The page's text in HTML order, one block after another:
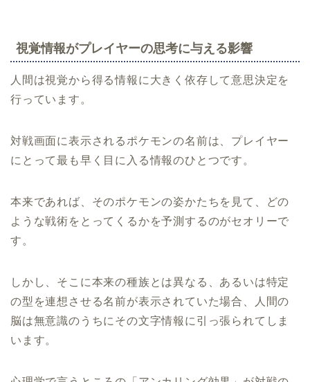
視覚情報がプレイヤーの思考に与える影響
人間は視覚から得る情報に大きく依存して意思決定を
行っています。
対戦画面に表示されるポケモンの名前は、プレイヤー
にとって最も早く目に入る情報のひとつです。
本来であれば、そのポケモンの姿かたちを見て、どの
ような戦術をとってくるかを予測するのがセオリーで
す。
しかし、そこに本来の種族とは異なる、あるいは特定
の型を連想させる名前が表示されていた場合、人間の
脳は無意識のうちにその文字情報に引っ張られてしま
います。